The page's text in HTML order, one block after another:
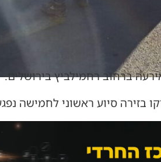
ברחוב רחמילביץ בירושלים.
בזירה סיוע ראשוני לחמישה